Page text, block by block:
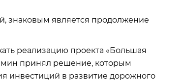
знаковым является продолжение
реализацию проекта «Большая
принял решение, которым
инвестиций в развитие дорожного